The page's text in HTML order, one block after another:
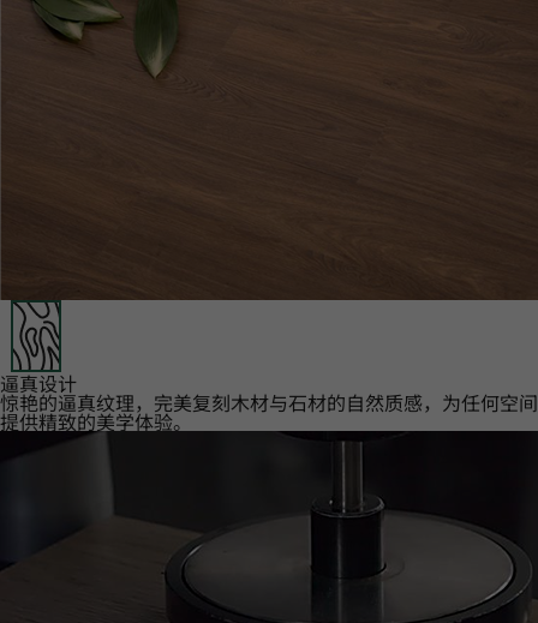
逼真设计‌
惊艳的逼真纹理，完美复刻木材与石材的自然质感，为任何空间
提供精致的美学体验。